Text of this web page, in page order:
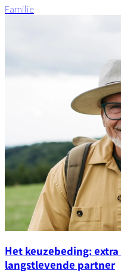
Familie
Het keuzebeding:
langstlevende partner